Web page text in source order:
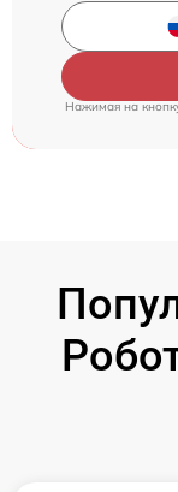
Нажимая на